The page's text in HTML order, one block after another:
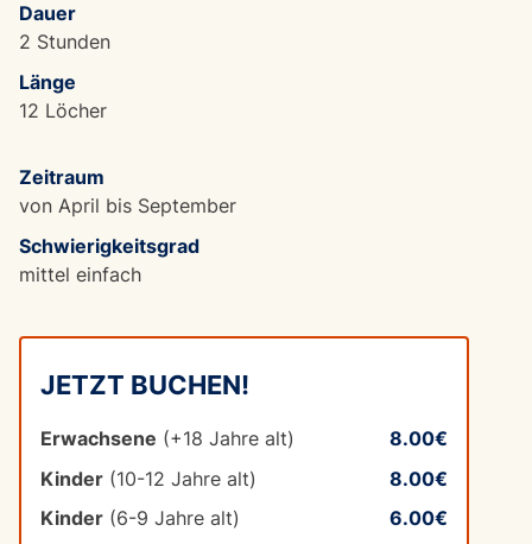
Dauer
2 Stunden
Länge
12 Löcher
Zeitraum
von April bis September
Schwierigkeitsgrad
mittel einfach
JETZT BUCHEN!
Erwachsene (+18 Jahre alt)
8.00€
Kinder (10-12 Jahre alt)
8.00€
Kinder (6-9 Jahre alt) 6.00€